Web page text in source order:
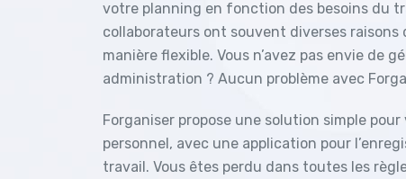
votre planning en fonction des besoins du
collaborateurs ont souvent diverses raisons
manière flexible. Vous n’avez pas envie de
administration ? Aucun problème avec
Forganiser propose une solution simple
personnel, avec une application pour
travail. Vous êtes perdu dans toutes les